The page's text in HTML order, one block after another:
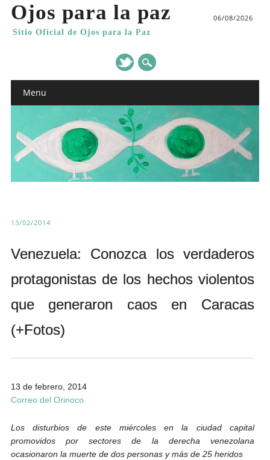
Ojos para la paz
Sitio Oficial de Ojos para la Paz
06/08/2026
Main menu
Menu
Andrés Vázquez de Sola
13/02/2014
Venezuela: Conozca los verdaderos
protagonistas de los hechos violentos
que generaron caos en Caracas
(+Fotos)
13 de febrero, 2014
Correo del Orinoco
Los disturbios de este miércoles en la ciudad capital
promovidos por sectores de la derecha venezolana
ocasionaron la muerte de dos personas y más de 25 heridos